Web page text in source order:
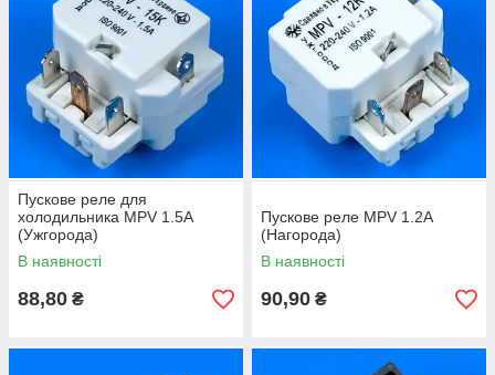
Пускове реле для
холодильника MPV 1.5A
(Ужгорода)
В наявності
88,80 ₴
Пускове реле MPV 1.2A
(Нагорода)
В наявності
90,90 ₴